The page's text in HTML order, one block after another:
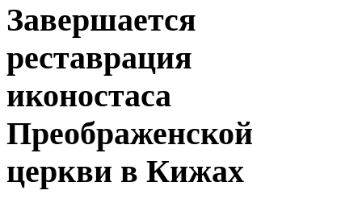
Завершается
реставрация
иконостаса
Преображенской
церкви в Кижах